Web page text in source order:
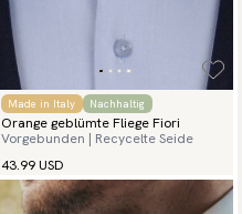
Made in Italy Nachhaltig
Orange geblümte Fliege Fiori
Vorgebunden | Recycelte Seide
43.99 USD